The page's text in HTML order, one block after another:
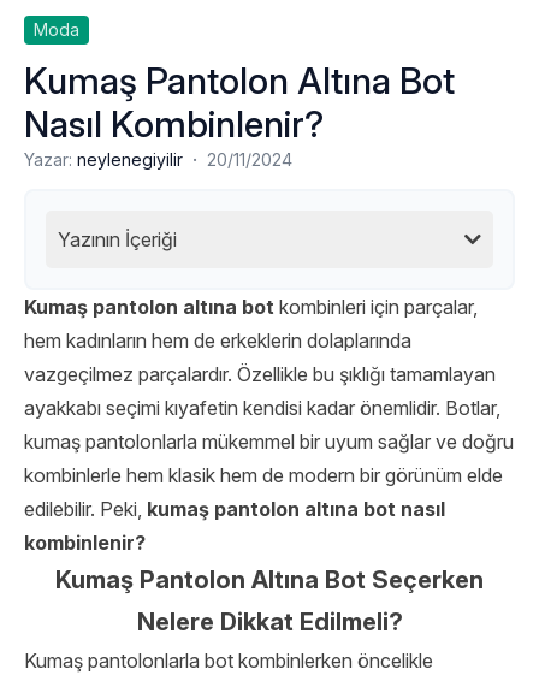
Moda
Kumaş Pantolon Altına Bot
Nasıl Kombinlenir?
Yazar: neylenegiyilir · 20/11/2024
Yazının İçeriği
Kumaş pantolon altına bot kombinleri için parçalar,
hem kadınların hem de erkeklerin dolaplarında
vazgeçilmez parçalardır. Özellikle bu şıklığı tamamlayan
ayakkabı seçimi kıyafetin kendisi kadar önemlidir. Botlar,
kumaş pantolonlarla mükemmel bir uyum sağlar ve doğru
kombinlerle hem klasik hem de modern bir görünüm elde
edilebilir. Peki, kumaş pantolon altına bot nasıl
kombinlenir?
Kumaş Pantolon Altına Bot Seçerken
Nelere Dikkat Edilmeli?
Kumaş pantolonlarla bot kombinlerken öncelikle